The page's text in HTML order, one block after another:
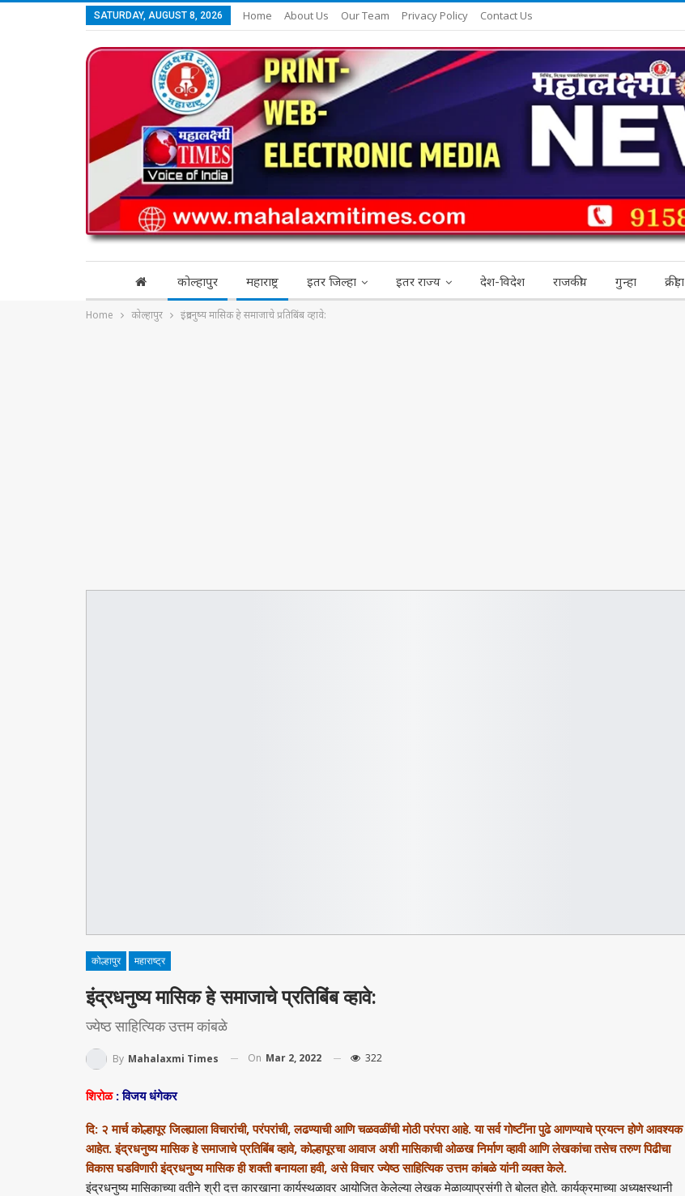
SATURDAY, AUGUST 8, 2026 Home About Us Our Team Privacy Policy Contact Us
कोल्हापुर महाराष्ट्र इतर जिल्हा इतर राज्य देश-विदेश राजकीय गुन्हा क्रीड़ा
Home कोल्हापुर इंद्रधनुष्य मासिक हे समाजाचे प्रतिबिंब व्हावे:
कोल्हापुर महाराष्ट्र
इंद्रधनुष्य मासिक हे समाजाचे प्रतिबिंब व्हावे:
ज्येष्ठ साहित्यिक उत्तम कांबळे
By Mahalaxmi Times On Mar 2, 2022 322
शिरोळ: विजय धंगेकर
दि: २ मार्च कोल्हापूर जिल्ह्याला विचारांची, परंपरांची, लढण्याची आणि चळवळींची मोठी परंपरा आहे. या सर्व गोष्टींना पुढे आणण्याचे प्रयत्न होणे आवश्यक
आहेत. इंद्रधनुष्य मासिक हे समाजाचे प्रतिबिंब व्हावे, कोल्हापूरचा आवाज अशी मासिकाची ओळख निर्माण व्हावी आणि लेखकांचा तसेच तरुण पिढीचा
विकास घडविणारी इंद्रधनुष्य मासिक ही शक्ती बनायला हवी, असे विचार ज्येष्ठ साहित्यिक उत्तम कांबळे यांनी व्यक्त केले.
इंद्रधनुष्य मासिकाच्या वतीने श्री दत्त कारखाना कार्यस्थळावर आयोजित केलेल्या लेखक मेळाव्याप्रसंगी ते बोलत होते. कार्यक्रमाच्या अध्यक्षस्थानी